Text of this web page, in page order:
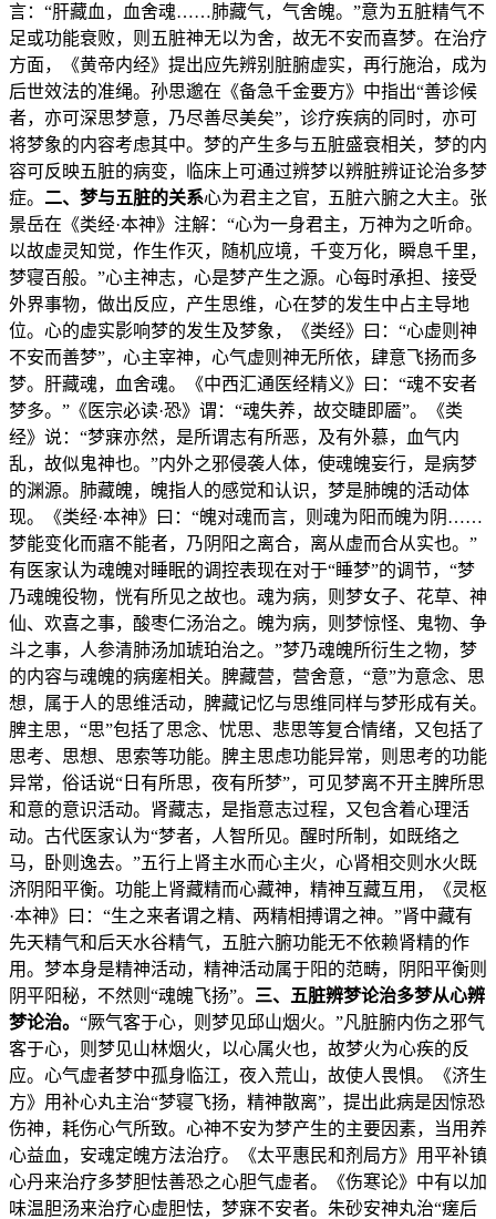
言：“肝藏血，血舍魂……肺藏气，气舍魄。”意为五脏精气不
足或功能衰败，则五脏神无以为舍，故无不安而喜梦。在治疗
方面，《黄帝内经》提出应先辨别脏腑虚实，再行施治，成为
后世效法的准绳。孙思邈在《备急千金要方》中指出“善诊候
者，亦可深思梦意，乃尽善尽美矣”，诊疗疾病的同时，亦可
将梦象的内容考虑其中。梦的产生多与五脏盛衰相关，梦的内
容可反映五脏的病变，临床上可通过辨梦以辨脏辨证论治多梦
症。 二、梦与五脏的关系心为君主之官，五脏六腑之大主。张
景岳在《类经·本神》注解：“心为一身君主，万神为之听命。
以故虚灵知觉，作生作灭，随机应境，千变万化，瞬息千里，
梦寝百般。”心主神志，心是梦产生之源。心每时承担、接受
外界事物，做出反应，产生思维，心在梦的发生中占主导地
位。心的虚实影响梦的发生及梦象，《类经》曰：“心虚则神
不安而善梦”，心主宰神，心气虚则神无所依，肆意飞扬而多
梦。肝藏魂，血舍魂。《中西汇通医经精义》曰：“魂不安者
梦多。”《医宗必读·恐》谓：“魂失养，故交睫即靥”。《类
经》说：“梦寐亦然，是所谓志有所恶，及有外慕，血气内
乱，故似鬼神也。”内外之邪侵袭人体，使魂魄妄行，是病梦
的渊源。肺藏魄，魄指人的感觉和认识，梦是肺魄的活动体
现。《类经·本神》曰：“魄对魂而言，则魂为阳而魄为阴……
梦能变化而寤不能者，乃阴阳之离合，离从虚而合从实也。”
有医家认为魂魄对睡眠的调控表现在对于“睡梦”的调节，“梦
乃魂魄役物，恍有所见之故也。魂为病，则梦女子、花草、神
仙、欢喜之事，酸枣仁汤治之。魄为病，则梦惊怪、鬼物、争
斗之事，人参清肺汤加琥珀治之。”梦乃魂魄所衍生之物，梦
的内容与魂魄的病瘥相关。脾藏营，营舍意，“意”为意念、思
想，属于人的思维活动，脾藏记忆与思维同样与梦形成有关。
脾主思，“思”包括了思念、忧思、悲思等复合情绪，又包括了
思考、思想、思索等功能。脾主思虑功能异常，则思考的功能
异常，俗话说“日有所思，夜有所梦”，可见梦离不开主脾所思
和意的意识活动。肾藏志，是指意志过程，又包含着心理活
动。古代医家认为“梦者，人智所见。醒时所制，如既络之
马，卧则逸去。”五行上肾主水而心主火，心肾相交则水火既
济阴阳平衡。功能上肾藏精而心藏神，精神互藏互用，《灵枢
·本神》曰：“生之来者谓之精、两精相搏谓之神。”肾中藏有
先天精气和后天水谷精气，五脏六腑功能无不依赖肾精的作
用。梦本身是精神活动，精神活动属于阳的范畴，阴阳平衡则
阴平阳秘，不然则“魂魄飞扬”。 三、五脏辨梦论治多梦从心辨
梦论治。 “厥气客于心，则梦见邱山烟火。”凡脏腑内伤之邪气
客于心，则梦见山林烟火，以心属火也，故梦火为心疾的反
应。心气虚者梦中孤身临江，夜入荒山，故使人畏惧。《济生
方》用补心丸主治“梦寝飞扬，精神散离”，提出此病是因惊恐
伤神，耗伤心气所致。心神不安为梦产生的主要因素，当用养
心益血，安魂定魄方法治疗。《太平惠民和剂局方》用平补镇
心丹来治疗多梦胆怯善恐之心胆气虚者。《伤寒论》中有以加
味温胆汤来治疗心虚胆怯，梦寐不安者。朱砂安神丸治“瘥后